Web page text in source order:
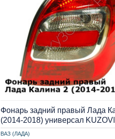
ВАЗ (ЛАДА)
Фонарь задний правый Лада
(2014-2018) универсал